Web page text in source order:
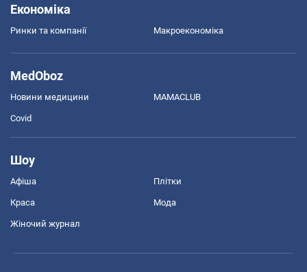
Економіка
Ринки та компанії Макроекономіка
MedOboz
Новини медицини MAMACLUB
Covid
Шоу
Афіша Плітки
Краса Мода
Жіночий журнал